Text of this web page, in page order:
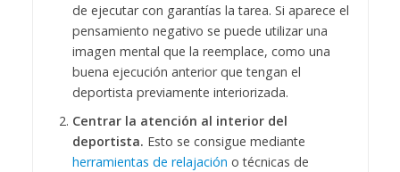
de ejecutar con garantías la tarea. Si aparece el
pensamiento negativo se puede utilizar una
imagen mental que la reemplace, como una
buena ejecución anterior que tengan el
deportista previamente interiorizada.
Centrar la atención al interior del
deportista. Esto se consigue mediante
herramientas de relajación o técnicas de